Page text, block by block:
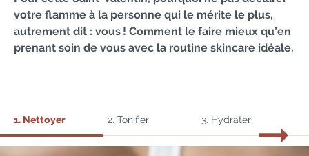
votre flamme à la personne qui le mérite le plus,
autrement dit : vous ! Comment le faire mieux qu’en
prenant soin de vous avec la routine skincare idéale.
1. Nettoyer 2. Tonifier 3. Hydrater